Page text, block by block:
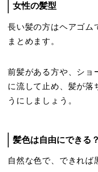
女性の髪型
長い髪の方はヘアゴム
まとめます。
前髪がある方や、ショ
に流して止め、髪が落
うにしましょう。
髪色は自由にできる？
自然な色で、できれば